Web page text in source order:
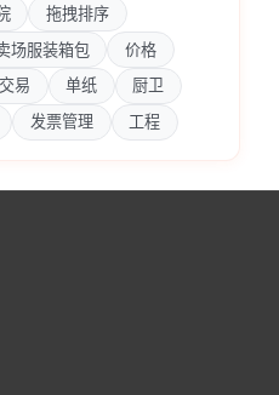
拖拽排序
场服装箱包
价格
易 单纸
厨卫
发票管理 工程